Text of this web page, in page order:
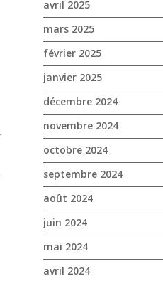
avril 2025
mars 2025
février 2025
janvier 2025
décembre 2024
novembre 2024
octobre 2024
septembre 2024
août 2024
juin 2024
mai 2024
avril 2024